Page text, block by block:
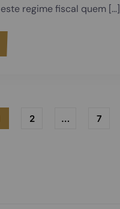
regime fiscal quem […]
2 … 7